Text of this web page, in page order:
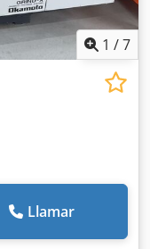
1 /7
Llamar